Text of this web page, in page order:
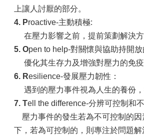
上讓人討厭的部分。
4. Proactive-主動積極:
在壓力影響之前，提前策劃解決方
5. Open to help-對關懷與協助持開放
優化其生存力及增強對壓力的免疫
6. Resilience-發展壓力韌性：
遇到的壓力事件視為人生的養份，
7. Tell the difference-分辨可控制和
壓力事件的發生若為不可控制的
下，若為可控制的，則專注於問題解